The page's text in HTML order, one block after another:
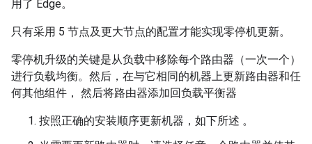
用了 Edge。
只有采用 5 节点及更大节点的配置才能实现零停机更新。
零停机升级的关键是从负载中移除每个路由器（一次一个）
进行负载均衡。然后，在与它相同的机器上更新路由器和任
何其他组件， 然后将路由器添加回负载平衡器
按照正确的安装顺序更新机器，如下所述 。